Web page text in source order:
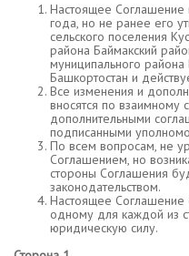
Настоящее Соглашение
года, но не ранее его
сельского поселения
района Баймакский
муниципального района
Башкортостан и
Все изменения и
вносятся по взаимному
дополнительными
подписанными
По всем вопросам, не
Соглашением, но
стороны Соглашения
законодательством.
Настоящее Соглашение
одному для каждой из
юридическую силу.